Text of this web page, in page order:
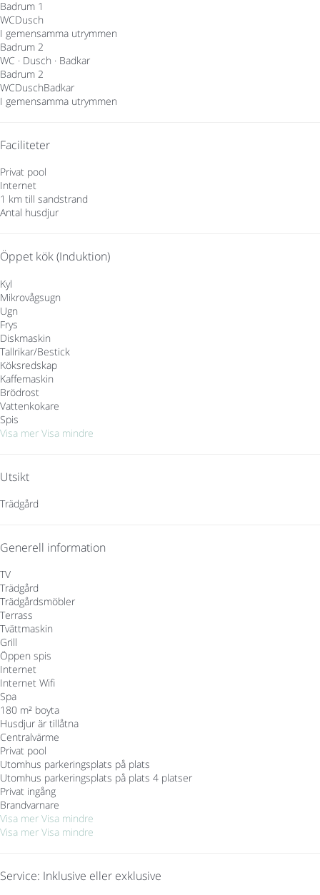
Badrum 1
WCDusch
I gemensamma utrymmen
Badrum 2
WC · Dusch · Badkar
Badrum 2
WCDuschBadkar
I gemensamma utrymmen
Faciliteter
Privat pool
Internet
1 km till sandstrand
Antal husdjur
Öppet kök (Induktion)
Kyl
Mikrovågsugn
Ugn
Frys
Diskmaskin
Tallrikar/Bestick
Köksredskap
Kaffemaskin
Brödrost
Vattenkokare
Spis
Visa mer Visa mindre
Utsikt
Trädgård
Generell information
TV
Trädgård
Trädgårdsmöbler
Terrass
Tvättmaskin
Grill
Öppen spis
Internet
Internet Wifi
Spa
180 m² boyta
Husdjur är tillåtna
Centralvärme
Privat pool
Utomhus parkeringsplats på plats
Utomhus parkeringsplats på plats 4 platser
Privat ingång
Brandvarnare
Visa mer Visa mindre
Visa mer Visa mindre
Service: Inklusive eller exklusive